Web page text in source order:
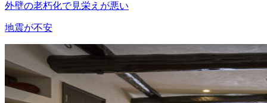
外壁の老朽化で見栄えが悪い
地震が不安